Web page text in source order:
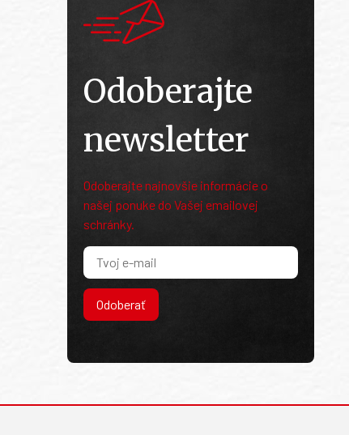
Odoberajte
newsletter
Odoberajte najnovšie informácie o
našej ponuke do Vašej emailovej
schránky.
Odoberať